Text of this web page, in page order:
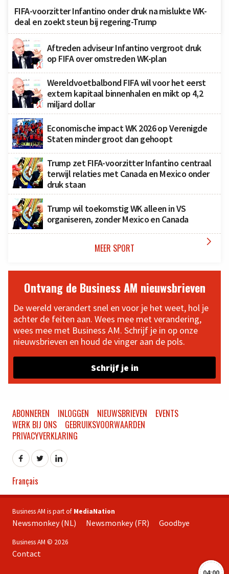
FIFA-voorzitter Infantino onder druk na mislukte WK-
deal en zoekt steun bij regering-Trump
Aftreden adviseur Infantino vergroot druk
op FIFA over omstreden WK-plan
Wereldvoetbalbond FIFA wil voor het eerst
extern kapitaal binnenhalen en mikt op 4,2
miljard dollar
Economische impact WK 2026 op Verenigde
Staten minder groot dan gehoopt
Trump zet FIFA-voorzitter Infantino centraal
terwijl relaties met Canada en Mexico onder
druk staan
Trump wil toekomstig WK alleen in VS
organiseren, zonder Mexico en Canada
MEER SPORT 
Ontvang de Business AM nieuwsbrieven
De wereld verandert snel en voor je het weet, hol je
achter de feiten aan. Wees mee met verandering,
wees mee met Business AM. Schrijf je in op onze
nieuwsbrieven en houd de vinger aan de pols.
Schrijf je in
ABONNEREN INLOGGEN NIEUWSBRIEVEN
EVENTS
WERK BIJ ONS
GEBRUIKSVOORWAARDEN
PRIVACYVERKLARING
Français
Business AM is part of MediaNation
Newsmonkey (NL) Newsmonkey (FR) Goodbye
Business AM © 2026
Contact